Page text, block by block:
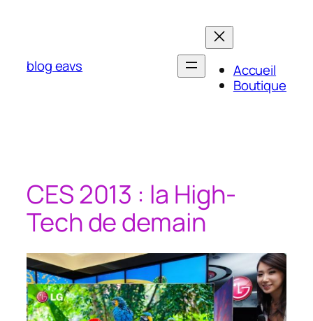
blog eavs
Accueil
Boutique
CES 2013 : la High-
Tech de demain